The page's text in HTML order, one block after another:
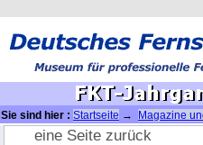
Sie sind hier : Startseite →
Magazine
Jahrgang 1972 -ok
eine Seite zurück